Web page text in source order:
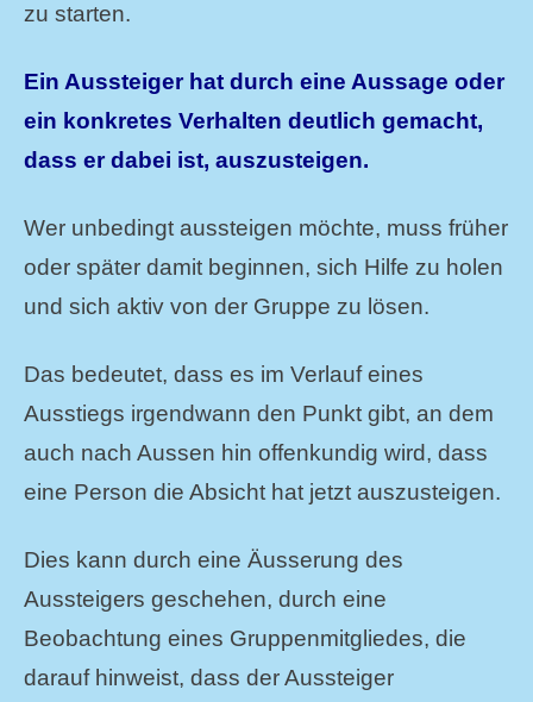
zu starten.
Ein Aussteiger hat durch eine Aussage oder
ein konkretes Verhalten deutlich gemacht,
dass er dabei ist, auszusteigen.
Wer unbedingt aussteigen möchte, muss früher
oder später damit beginnen, sich Hilfe zu holen
und sich aktiv von der Gruppe zu lösen.
Das bedeutet, dass es im Verlauf eines
Ausstiegs irgendwann den Punkt gibt, an dem
auch nach Aussen hin offenkundig wird, dass
eine Person die Absicht hat jetzt auszusteigen.
Dies kann durch eine Äusserung des
Aussteigers geschehen, durch eine
Beobachtung eines Gruppenmitgliedes, die
darauf hinweist, dass der Aussteiger